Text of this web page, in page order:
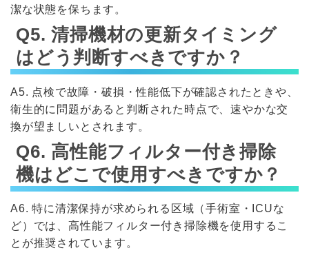
潔な状態を保ちます。
Q5. 清掃機材の更新タイミング
はどう判断すべきですか？
A5. 点検で故障・破損・性能低下が確認されたときや、
衛生的に問題があると判断された時点で、速やかな交
換が望ましいとされます。
Q6. 高性能フィルター付き掃除
機はどこで使用すべきですか？
A6. 特に清潔保持が求められる区域（手術室・ICUな
ど）では、高性能フィルター付き掃除機を使用するこ
とが推奨されています。